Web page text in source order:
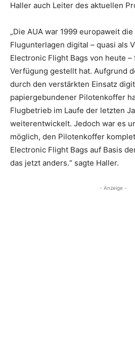
Haller auch Leiter des aktuellen
„Die AUA war 1999 europaweit
Flugunterlagen digital – quasi als
Electronic Flight Bags von heute
Verfügung gestellt hat. Aufgrund
durch den verstärkten Einsatz
papiergebundener Pilotenkoffer
Flugbetrieb im Laufe der letzten
weiterentwickelt. Jedoch war es
möglich, den Pilotenkoffer
Electronic Flight Bags auf Basis
das jetzt anders.“ sagte Haller.
- Anzeige -